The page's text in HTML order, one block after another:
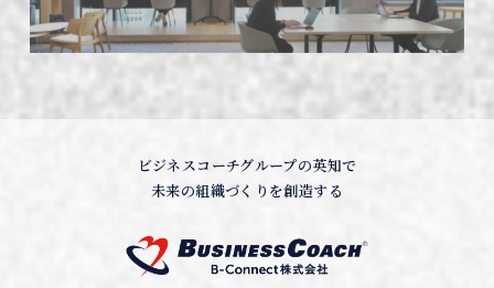
ビジネスコーチグループの英知で
未来の組織づくりを創造する